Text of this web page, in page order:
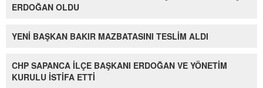
ERDOĞAN OLDU
YENİ BAŞKAN BAKIR MAZBATASINI TESLİM ALDI
CHP SAPANCA İLÇE BAŞKANI ERDOĞAN VE YÖNETİM
KURULU İSTİFA ETTİ